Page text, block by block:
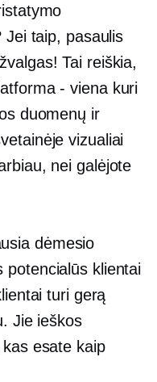
Jei taip, pasaulis
Tai reiškia,
- vienakuri
duomenų ir
vizualiai
nei galėjote
dėmesio
potencialūs klientai
turi gerą
Jie ieškos
esate kaip